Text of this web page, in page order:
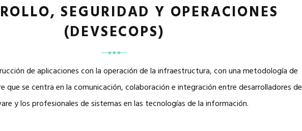
SEGURIDAD Y OPERACIONES
(DEVSECOPS)
de aplicaciones con la operación de la infraestructura, con una metodología de
que se centra en la comunicación, colaboración e integración entre desarrolladores de
y los profesionales de sistemas en las tecnologías de la información.